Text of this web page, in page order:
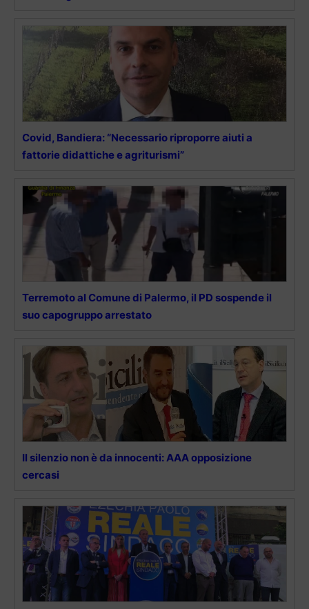
Covid, Bandiera: “Necessario riproporre aiuti a
fattorie didattiche e agriturismi”
Terremoto al Comune di Palermo, il PD sospende il
suo capogruppo arrestato
Il silenzio non è da innocenti: AAA opposizione
cercasi